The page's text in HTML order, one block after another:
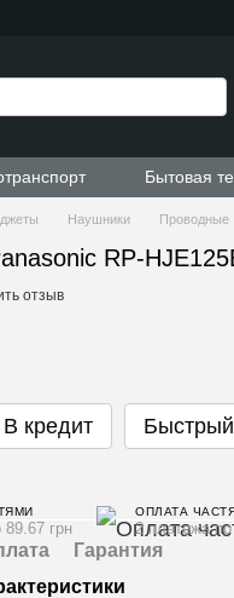
Бытовая
Наушники Проводные
RP-
отзыв
В кредит Быстрый
грн
ОПЛАТА
2 платежа
Гарантия